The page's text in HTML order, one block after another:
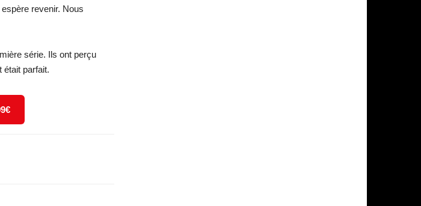
revenir. Nous
série. Ils ont perçu
était parfait.